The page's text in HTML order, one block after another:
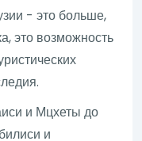
- это больше,
это возможность
и Мцхеты до
и